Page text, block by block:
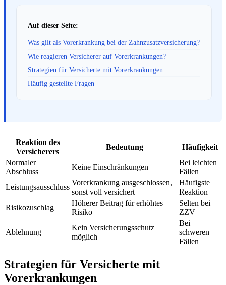
Auf dieser Seite:
Was gilt als Vorerkrankung bei der Zahnzusatzversicherung?
Wie reagieren Versicherer auf Vorerkrankungen?
Strategien für Versicherte mit Vorerkrankungen
Häufig gestellte Fragen
Reaktion des
Versicherers
Bedeutung
Häufigkeit
Normaler
Abschluss
Keine Einschränkungen
Bei leichten
Fällen
Leistungsausschluss
Vorerkrankung ausgeschlossen,
sonst voll versichert
Häufigste
Reaktion
Risikozuschlag
Höherer Beitrag für erhöhtes
Risiko
Selten bei
ZZV
Ablehnung
Kein Versicherungsschutz
möglich
Bei
schweren
Fällen
Strategien für Versicherte mit
Vorerkrankungen